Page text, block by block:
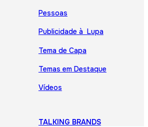
Pessoas
Publicidade à Lupa
Tema de Capa
Temas em Destaque
Vídeos
TALKING BRANDS